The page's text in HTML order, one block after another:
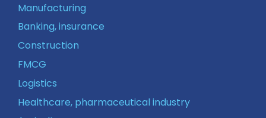
Manufacturing
Banking, insurance
Construction
FMCG
Logistics
Healthcare, pharmaceutical industry